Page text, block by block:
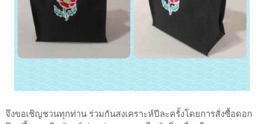
จึงขอเชิญชวนทุกท่าน ร่วมกันสงเคราะห์ปีละครั้งโดยการสั่งซื้อดอก